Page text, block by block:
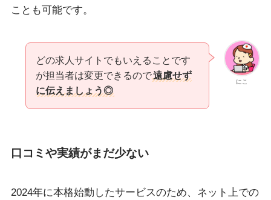
ことも可能です。
にこ
どの求人サイトでもいえることです
が担当者は変更できるので遠慮せず
に伝えましょう◎
口コミや実績がまだ少ない
2024年に本格始動したサービスのため、ネット上での